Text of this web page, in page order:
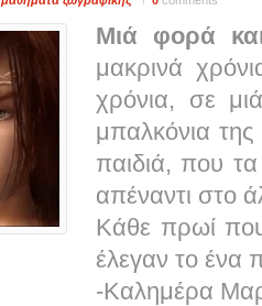
Μιά φορά
μακρινά
χρόνια, σε
μπαλκόνια
παιδιά, που
απέναντι στο
Κάθε πρωί
έλεγαν το ένα
-Καλημέρα